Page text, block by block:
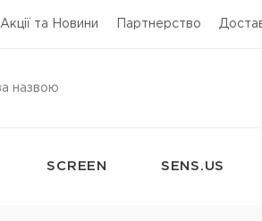
Акції та Новини Партнерство
SCREEN SENS.US